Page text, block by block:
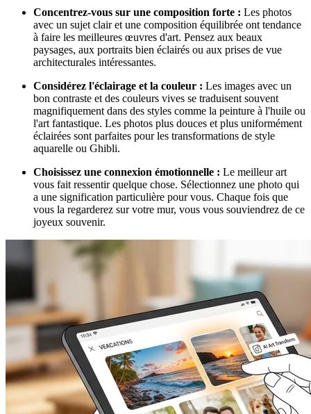
Concentrez-vous sur une composition forte : Les photos
avec un sujet clair et une composition équilibrée ont tendance
à faire les meilleures œuvres d'art. Pensez aux beaux
paysages, aux portraits bien éclairés ou aux prises de vue
architecturales intéressantes.
Considérez l'éclairage et la couleur : Les images avec un
bon contraste et des couleurs vives se traduisent souvent
magnifiquement dans des styles comme la peinture à l'huile ou
l'art fantastique. Les photos plus douces et plus uniformément
éclairées sont parfaites pour les transformations de style
aquarelle ou Ghibli.
Choisissez une connexion émotionnelle : Le meilleur art
vous fait ressentir quelque chose. Sélectionnez une photo qui
a une signification particulière pour vous. Chaque fois que
vous la regarderez sur votre mur, vous vous souviendrez de ce
joyeux souvenir.